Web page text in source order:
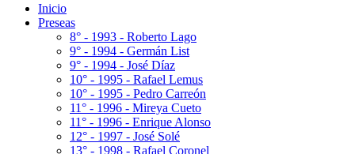
Inicio
Preseas
8° - 1993 - Roberto Lago
9° - 1994 - Germán List
9° - 1994 - José Díaz
10° - 1995 - Rafael Lemus
10° - 1995 - Pedro Carreón
11° - 1996 - Mireya Cueto
11° - 1996 - Enrique Alonso
12° - 1997 - José Solé
13° - 1998 - Rafael Coronel